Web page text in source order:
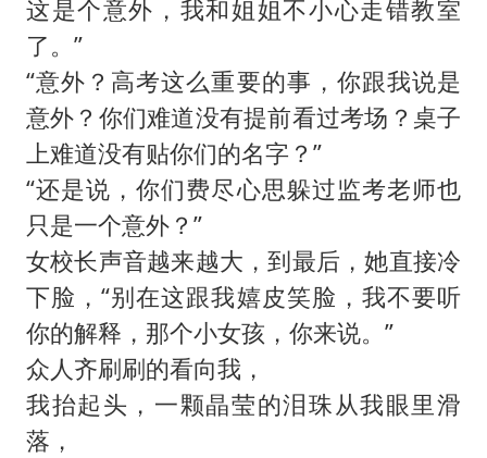
这是个意外，我和姐姐不小心走错教室
了。”
“意外？高考这么重要的事，你跟我说是
意外？你们难道没有提前看过考场？桌子
上难道没有贴你们的名字？”
“还是说，你们费尽心思躲过监考老师也
只是一个意外？”
女校长声音越来越大，到最后，她直接冷
下脸，“别在这跟我嬉皮笑脸，我不要听
你的解释，那个小女孩，你来说。”
众人齐刷刷的看向我，
我抬起头，一颗晶莹的泪珠从我眼里滑
落，